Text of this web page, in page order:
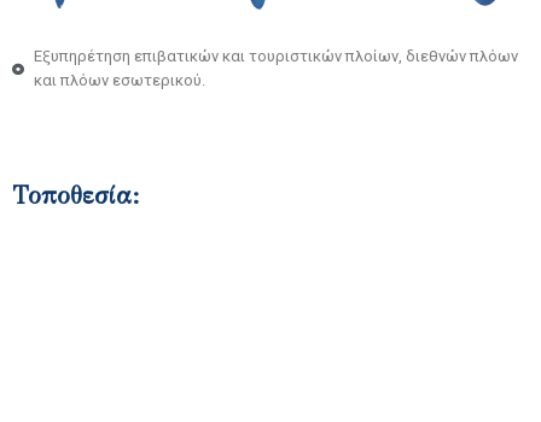
Εξυπηρέτηση επιβατικών και τουριστικών πλοίων, διεθνών πλόων
και πλόων εσωτερικού.
Τοποθεσία: